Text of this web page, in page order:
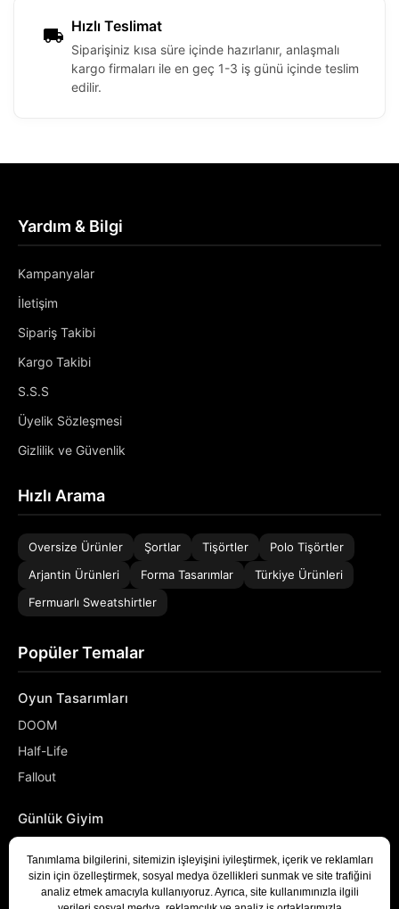
Hızlı Teslimat
Siparişiniz kısa süre içinde hazırlanır, anlaşmalı
kargo firmaları ile en geç 1-3 iş günü içinde teslim
edilir.
Yardım & Bilgi
Kampanyalar
İletişim
Sipariş Takibi
Kargo Takibi
S.S.S
Üyelik Sözleşmesi
Gizlilik ve Güvenlik
Hızlı Arama
Oversize Ürünler Şortlar Tişörtler
Polo Tişörtler
Arjantin Ürünleri
Forma Tasarımlar
Türkiye Ürünleri
Fermuarlı Sweatshirtler
Popüler Temalar
Oyun Tasarımları
DOOM
Half-Life
Fallout
Günlük Giyim
Denizci
Developer